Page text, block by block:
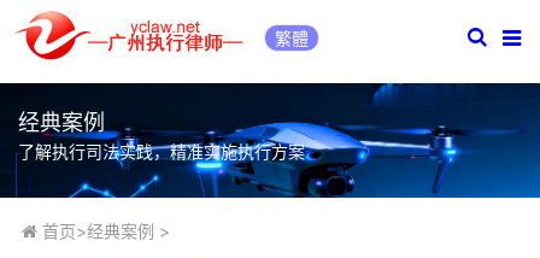
繁體
经典案例
了解执行司法实践，精准实施执行方案
首页>经典案例 >